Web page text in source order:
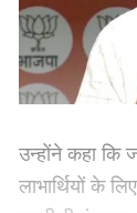
उन्होंने कहा
लाभार्थियों के